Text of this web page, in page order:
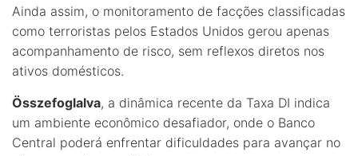
Ainda assim, o monitoramento de facções classificadas
como terroristas pelos Estados Unidos gerou apenas
acompanhamento de risco, sem reflexos diretos nos
ativos domésticos.
Összefoglalva, a dinâmica recente da Taxa DI indica
um ambiente econômico desafiador, onde o Banco
Central poderá enfrentar dificuldades para avançar no